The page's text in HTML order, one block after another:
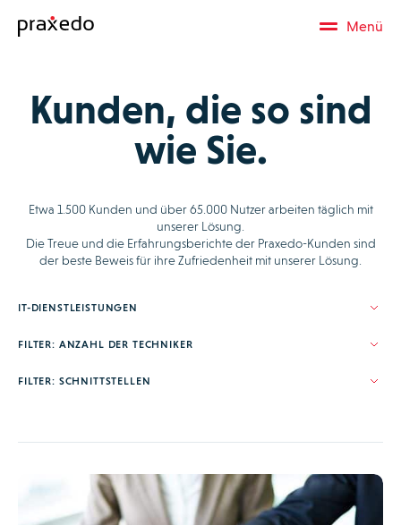
Menü
Kunden, die so sind
wie Sie.
Etwa 1.500 Kunden und über 65.000 Nutzer arbeiten täglich mit
unserer Lösung.
Die Treue und die Erfahrungsberichte der Praxedo-Kunden sind
der beste Beweis für ihre Zufriedenheit mit unserer Lösung.